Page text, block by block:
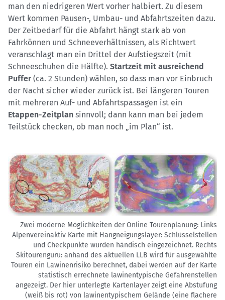
man den niedrigeren Wert vorher halbiert. Zu diesem
Wert kommen Pausen-, Umbau- und Abfahrtszeiten dazu.
Der Zeitbedarf für die Abfahrt hängt stark ab von
Fahrkönnen und Schneeverhältnissen, als Richtwert
veranschlagt man ein Drittel der Aufstiegszeit (mit
Schneeschuhen die Hälfte). Startzeit mit ausreichend
Puffer(ca. 2 Stunden) wählen, so dass man vor Einbruch
der Nacht sicher wieder zurück ist. Bei längeren Touren
mit mehreren Auf- und Abfahrtspassagen ist ein
Etappen-Zeitplan sinnvoll; dann kann man bei jedem
Teilstück checken, ob man noch „im Plan“ ist.
Zwei moderne Möglichkeiten der Online Tourenplanung: Links
Alpenvereinaktiv Karte mit Hangneigungslayer: Schlüsselstellen
und Checkpunkte wurden händisch eingezeichnet. Rechts
Skitourenguru: anhand des aktuellen LLB wird für ausgewählte
Touren ein Lawinenrisiko berechnet, dabei werden auf der Karte
statistisch errechnete lawinentypische Gefahrenstellen
angezeigt. Der hier unterlegte Kartenlayer zeigt eine Abstufung
(weiß bis rot) von lawinentypischem Gelände (eine flachere